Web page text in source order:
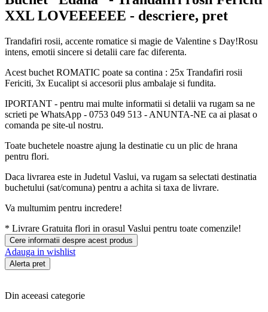
XXL LOVEEEEEE - descriere, pret
Trandafiri rosii, accente romatice si magie de Valentine s Day!Rosu
intens, emotii sincere si detalii care fac diferenta.
Acest buchet ROMATIC poate sa contina : 25x Trandafiri rosii
Fericiti, 3x Eucalipt si accesorii plus ambalaje si fundita.
IPORTANT - pentru mai multe informatii si detalii va rugam sa ne
scrieti pe WhatsApp - 0753 049 513 - ANUNTA-NE ca ai plasat o
comanda pe site-ul nostru.
Toate buchetele noastre ajung la destinatie cu un plic de hrana
pentru flori.
Daca livrarea este in Judetul Vaslui, va rugam sa selectati destinatia
buchetului (sat/comuna) pentru a achita si taxa de livrare.
Va multumim pentru incredere!
* Livrare Gratuita flori in orasul Vaslui pentru toate comenzile!
Cere informatii despre acest produs
Adauga in wishlist
Alerta pret
Din aceeasi categorie